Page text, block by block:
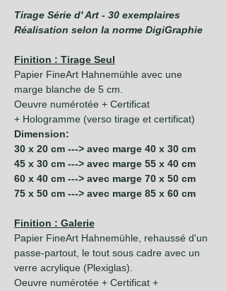
Tirage Série d' Art - 30 exemplaires
Réalisation selon la norme DigiGraphie
Finition : Tirage Seul
Papier FineArt Hahnemühle avec une
marge blanche de 5 cm.
Oeuvre numérotée + Certificat
+ Hologramme (verso tirage et certificat)
Dimension:
30 x 20 cm ---> avec marge 40 x 30 cm
45 x 30 cm ---> avec marge 55 x 40 cm
60 x 40 cm ---> avec marge 70 x 50 cm
75 x 50 cm ---> avec marge 85 x 60 cm
Finition : Galerie
Papier FineArt Hahnemühle, rehaussé d'un
passe-partout, le tout sous cadre avec un
verre acrylique (Plexiglas).
Oeuvre numérotée + Certificat +